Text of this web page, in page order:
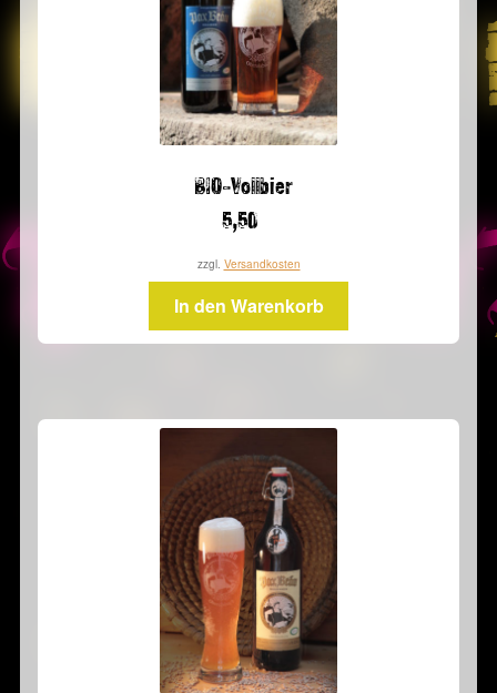
BIO-Vollbier
5,50
zzgl. Versandkosten
In den Warenkorb